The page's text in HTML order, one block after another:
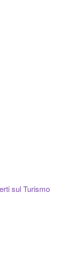
sul Turismo